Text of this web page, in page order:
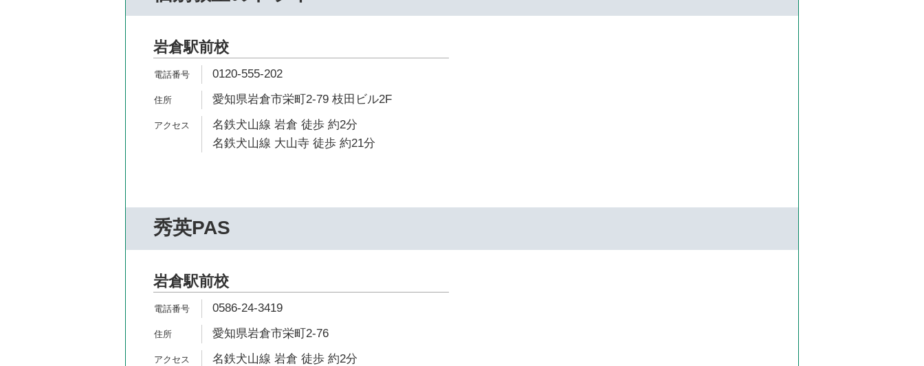
岩倉駅前校
0120-555-202
愛知県岩倉市栄町2-79 枝田ビル2F
名鉄犬山線 岩倉 徒歩 約2分
名鉄犬山線 大山寺 徒歩 約21分
秀英PAS
岩倉駅前校
0586-24-3419
愛知県岩倉市栄町2-76
名鉄犬山線 岩倉 徒歩 約2分